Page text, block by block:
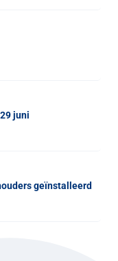
juni
geïnstalleerd